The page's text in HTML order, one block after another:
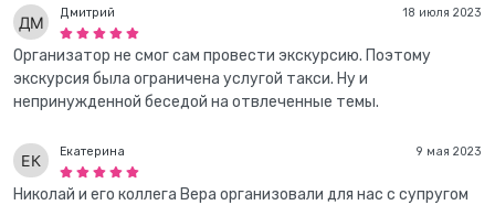
18 июля 2023
Дмитрий
Организатор не смог сам провести экскурсию. Поэтому
экскурсия была ограничена услугой такси. Ну и
непринужденной беседой на отвлеченные темы.
9 мая 2023
Екатерина
Николай и его коллега Вера организовали для нас с супругом